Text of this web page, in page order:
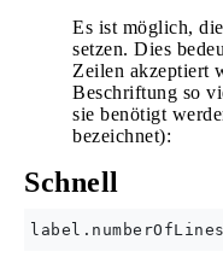
Es ist möglich,
setzen. Dies
Zeilen akzeptiert
Beschriftung so
sie benötigt
bezeichnet):
Schnell